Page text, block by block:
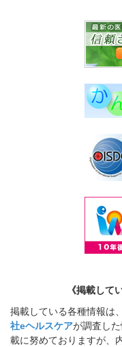
《掲載して
掲載している各種情報は
社eヘルスケアが調査し
載に努めておりますが、